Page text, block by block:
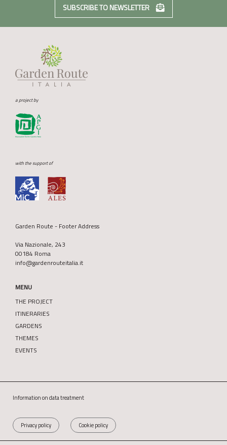
SUBSCRIBE TO NEWSLETTER
a project by
with the support of
Garden Route - Footer Address
Via Nazionale, 243
00184 Roma
info@gardenrouteitalia.it
MENU
THE PROJECT
ITINERARIES
GARDENS
THEMES
EVENTS
Information on data treatment
Privacy policy Cookie policy